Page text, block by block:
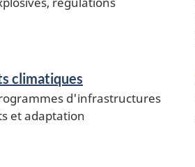
climatiques
d'infrastructures
et adaptation